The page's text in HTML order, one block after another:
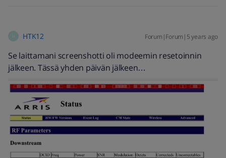
HTK12 Forum|Forum|5 years ago
Se laittamani screenshotti oli modeemin resetoinnin
jälkeen. Tässä yhden päivän jälkeen…